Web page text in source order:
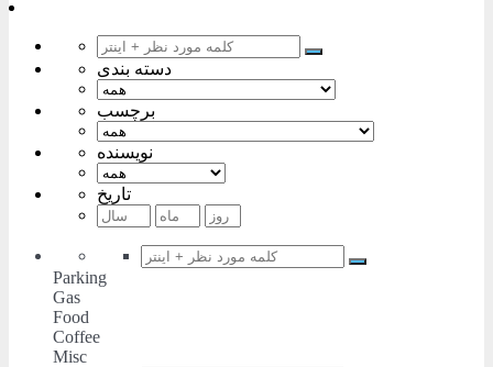
دسته بندی
برچسب
نویسنده
تاریخ
Parking
Gas
Food
Coffee
Misc